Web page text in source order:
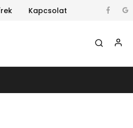
Kapcsolat